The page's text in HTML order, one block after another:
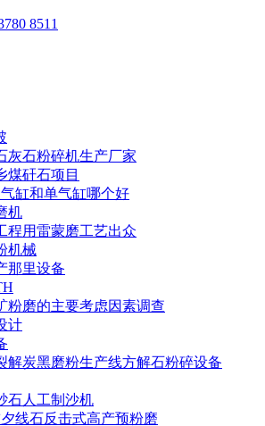
8511
灰石粉碎机生产厂家
煤矸石项目
缸和单气缸哪个好
机
程用雷蒙磨工艺出众
机械
那里设备
粉磨的主要考虑因素调查
计
解炭黑磨粉生产线方解石粉碎设备
石人工制沙机
夕线石反击式高产预粉磨